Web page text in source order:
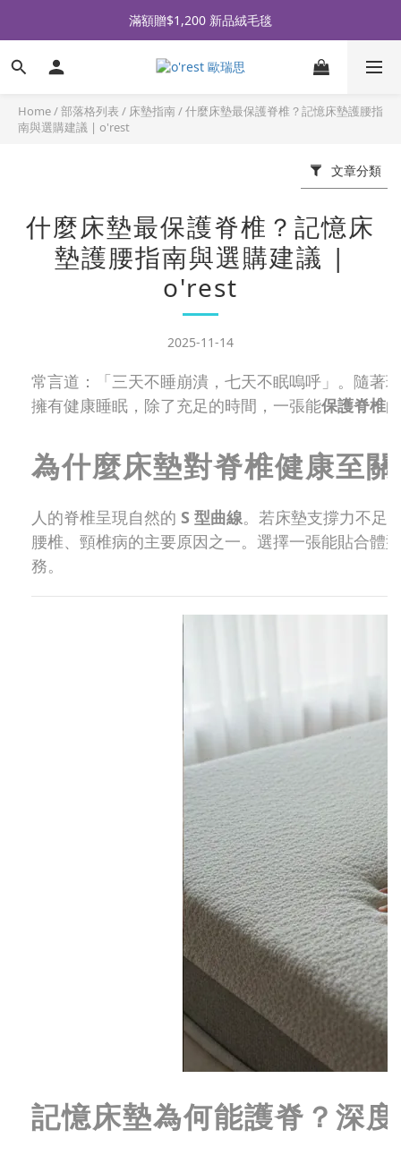
全品牌滿 $990免運｜會員買即贈〈 購物金 〉
滿額贈$1,200 新品絨毛毯
全品牌滿 $990免運｜會員買即贈〈 購物金 〉
Home/部落格列表 / 床墊指南/什麼床墊最保護脊椎？記憶床墊護腰指
南與選購建議 | o'rest
文章分類
什麼床墊最保護脊椎？記憶床
墊護腰指南與選購建議 |
o'rest
2025-11-14
常言道：「三天不睡崩潰，七天不眠嗚呼」。隨著
擁有健康睡眠，除了充足的時間，一張能保護脊椎
為什麼床墊對脊椎健康至
人的脊椎呈現自然的 S 型曲線。若床墊支撐力不足
腰椎、頸椎病的主要原因之一。選擇一張能貼合體
務。
記憶床墊為何能護脊？深